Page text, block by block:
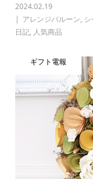
2024.02.19
アレンジバルーン,
日記, 人気商品
ギフト電報